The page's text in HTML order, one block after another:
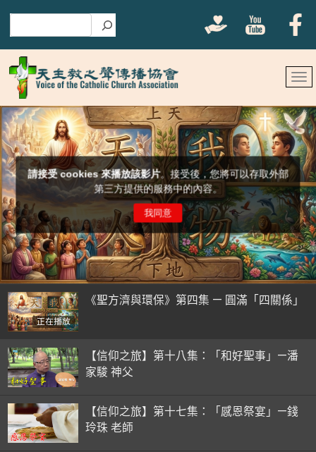
正在播放
《聖方濟與環保》第四集 — 圓滿「四關係」
【信仰之旅】第十八集：「和好聖事」—潘
家駿 神父
【信仰之旅】第十七集：「感恩祭宴」—錢
玲珠 老師